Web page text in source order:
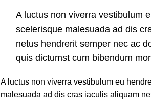
A luctus non viverra vestibulum
scelerisque malesuada ad dis
netus hendrerit semper nec ac
quis dictumst cum bibendum
A luctus non viverra vestibulum eu
malesuada ad dis cras iaculis aliquam